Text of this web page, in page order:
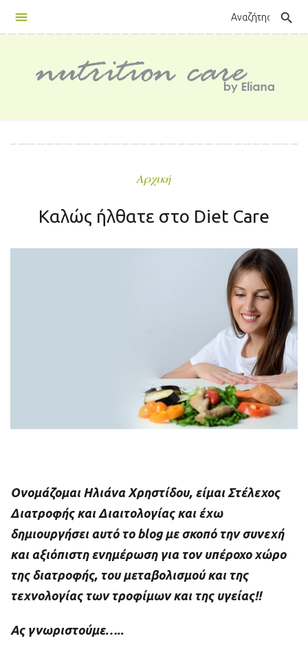
search
Αρχική
Καλώς ήλθατε στο Diet Care
Ονομάζομαι Ηλιάνα Χρηστίδου, είμαι Στέλεχος
Διατροφής και Διαιτολογίας και έχω
δημιουργήσει αυτό το blog με σκοπό την συνεχή
και αξιόπιστη ενημέρωση για τον υπέροχο χώρο
της διατροφής, του μεταβολισμού και της
τεχνολογίας των τροφίμων και της υγείας!!
Ας γνωριστούμε…..